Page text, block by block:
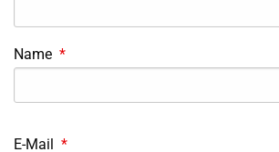
Name *
E-Mail *